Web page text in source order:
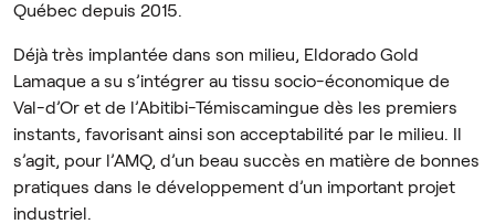
Québec depuis 2015.
Déjà très implantée dans son milieu, Eldorado Gold
Lamaque a su s’intégrer au tissu socio-économique de
Val-d’Or et de l’Abitibi-Témiscamingue dès les premiers
instants, favorisant ainsi son acceptabilité par le milieu. Il
s’agit, pour l’AMQ, d’un beau succès en matière de bonnes
pratiques dans le développement d’un important projet
industriel.